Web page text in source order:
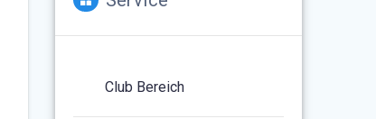
Club Bereich